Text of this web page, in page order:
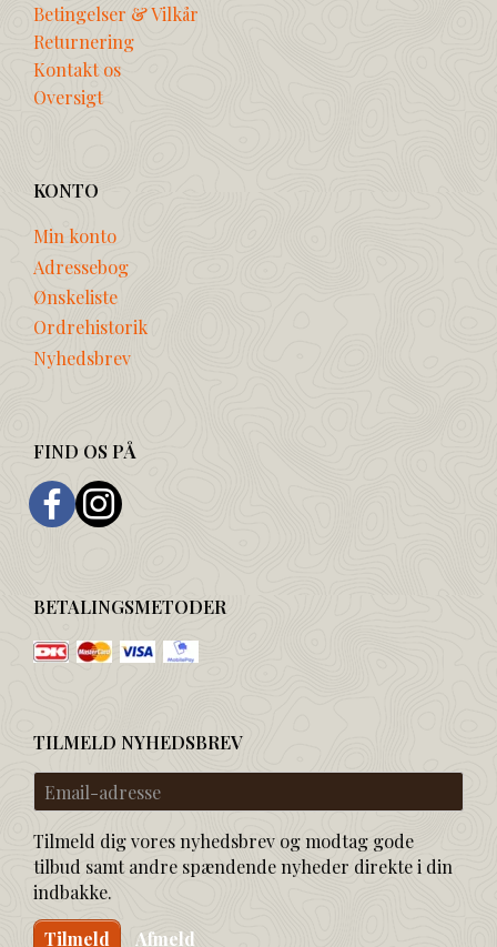
Betingelser & Vilkår
Returnering
Kontakt os
Oversigt
KONTO
Min konto
Adressebog
Ønskeliste
Ordrehistorik
Nyhedsbrev
FIND OS PÅ
BETALINGSMETODER
TILMELD NYHEDSBREV
Email-
adresse
Tilmeld dig vores nyhedsbrev og modtag gode
tilbud samt andre spændende nyheder direkte i din
indbakke.
Tilmeld Afmeld